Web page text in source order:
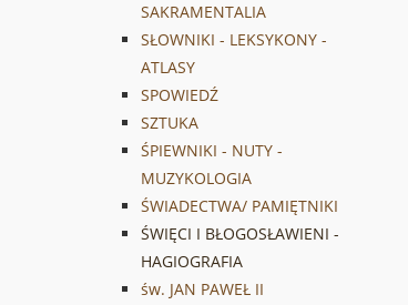
SAKRAMENTALIA
SŁOWNIKI - LEKSYKONY -
ATLASY
SPOWIEDŹ
SZTUKA
ŚPIEWNIKI - NUTY -
MUZYKOLOGIA
ŚWIADECTWA/ PAMIĘTNIKI
ŚWIĘCI I BŁOGOSŁAWIENI -
HAGIOGRAFIA
św. JAN PAWEŁ II